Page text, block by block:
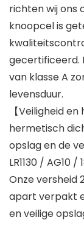
richten wij ons
knoopcel is
gecertificeerd.
van klasse A
levensduur.
【Veiligheid
hermetisch
opslag en de
LR1130 / AG10
Onze versheid
apart verpakt
en veilige